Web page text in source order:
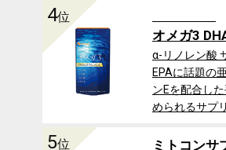
4位
オメガ3
α-リノレン酸
EPAに話題の
ンEを配合し
められるサプ
5位 ミトコンサ